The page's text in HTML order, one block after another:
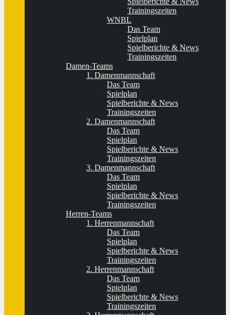
Trainingszeiten
WNBL
Das Team
Spielplan
Spielberichte & News
Trainingszeiten
Damen-Teams
1. Damenmannschaft
Das Team
Spielplan
Spielberichte & News
Trainingszeiten
2. Damenmannschaft
Das Team
Spielplan
Spielberichte & News
Trainingszeiten
3. Damenmannschaft
Das Team
Spielplan
Spielberichte & News
Trainingszeiten
Herren-Teams
1. Herrenmannschaft
Das Team
Spielplan
Spielberichte & News
Trainingszeiten
2. Herrenmannschaft
Das Team
Spielplan
Spielberichte & News
Trainingszeiten